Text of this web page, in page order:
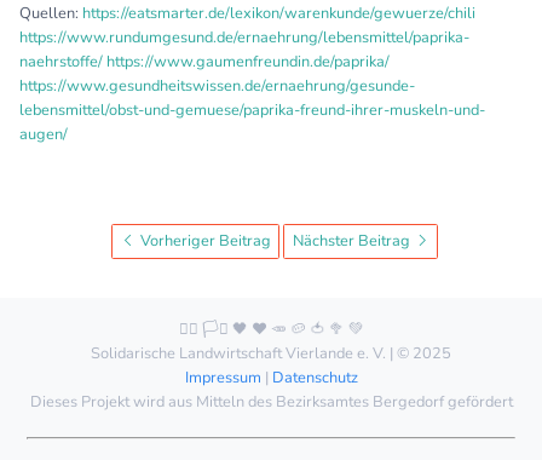
Quellen: https://eatsmarter.de/lexikon/warenkunde/gewuerze/chili
https://www.rundumgesund.de/ernaehrung/lebensmittel/paprika-
naehrstoffe/ https://www.gaumenfreundin.de/paprika/
https://www.gesundheitswissen.de/ernaehrung/gesunde-
lebensmittel/obst-und-gemuese/paprika-freund-ihrer-muskeln-und-
augen/
Vorheriger Beitrag Nächster Beitrag
🏳️‍🌈 🏳️‍⚧️ 🖤 ❤️ 🥕 🥔 🍅 🥦 💚
Solidarische Landwirtschaft Vierlande e. V. | © 2025
Impressum | Datenschutz
Dieses Projekt wird aus Mitteln des Bezirksamtes Bergedorf gefördert